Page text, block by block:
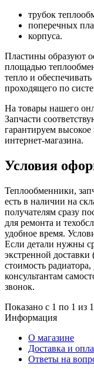
трубок
поперечных
корпуса.
Пластины образуют
площадью
тепло и
проходящего по
На товары нашего
Запчасти
гарантируем
интернет-магазина.
Условия
Теплообменники,
есть в наличии на
получателям сразу
для ремонта и
удобное время.
Если детали нужны
экстренной
стоимость
консультантам
звонок.
Показано с 1 по 1 из
Информация
О магазине
Доставка и
Ответы на